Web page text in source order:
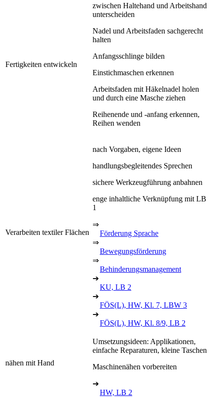
Fertigkeiten entwickeln
zwischen Haltehand und Arbeitshand
unterscheiden
Nadel und Arbeitsfaden sachgerecht
halten
Anfangsschlinge bilden
Einstichmaschen erkennen
Arbeitsfaden mit Häkelnadel holen
und durch eine Masche ziehen
Reihenende und -anfang erkennen,
Reihen wenden
Verarbeiten textiler Flächen
nach Vorgaben, eigene Ideen
handlungsbegleitendes Sprechen
sichere Werkzeugführung anbahnen
enge inhaltliche Verknüpfung mit LB
1
⇒
Förderung Sprache
⇒
Bewegungsförderung
⇒
Behinderungsmanagement
➔
KU, LB 2
➔
FÖS(L), HW, Kl. 7, LBW 3
➔
FÖS(L), HW, Kl. 8/9, LB 2
nähen mit Hand
Umsetzungsideen: Applikationen,
einfache Reparaturen, kleine Taschen
Maschinenähen vorbereiten
➔
HW, LB 2